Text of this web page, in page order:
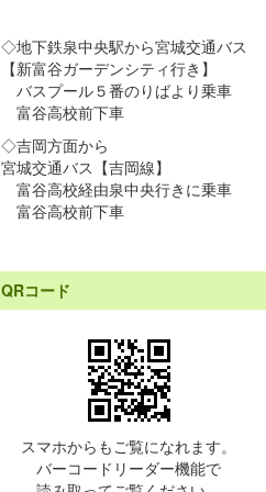
◇地下鉄泉中央駅から宮城交通バス
【新富谷ガーデンシティ行き】
バスプール５番のりばより乗車
富谷高校前下車
◇吉岡方面から
宮城交通バス【吉岡線】
富谷高校経由泉中央行きに乗車
富谷高校前下車
QRコード
スマホからもご覧になれます。
バーコードリーダー機能で